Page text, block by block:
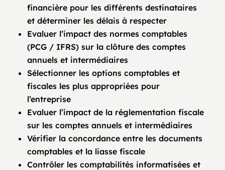
financière pour les différents destinataires
et déterminer les délais à respecter
Evaluer l’impact des normes comptables
(PCG / IFRS) sur la clôture des comptes
annuels et intermédiaires
Sélectionner les options comptables et
fiscales les plus appropriées pour
l’entreprise
Evaluer l’impact de la réglementation fiscale
sur les comptes annuels et intermédiaires
Vérifier la concordance entre les documents
comptables et la liasse fiscale
Contrôler les comptabilités informatisées et